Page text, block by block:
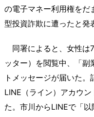
の電子マネー利用権をだ
型投資詐欺に遭ったと発
同署によると、女性は
ッター）を閲覧中、「副
トメッセージが届いた。
LINE（ライン）アカウ
た。市川からLINEで「以